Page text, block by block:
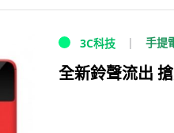
3C科技 手提
全新鈴聲流出